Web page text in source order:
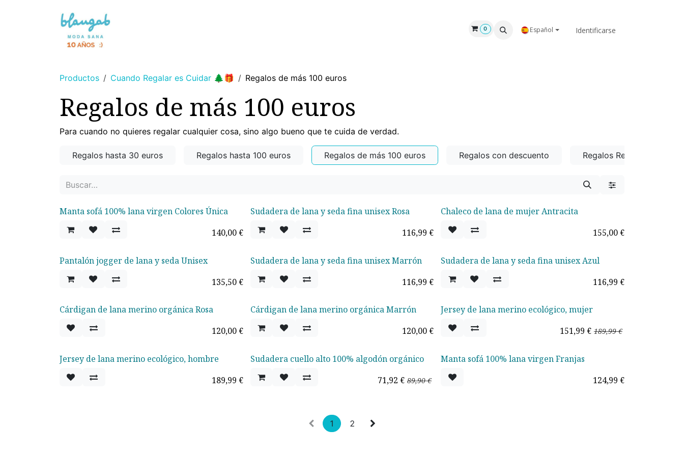
NOSOTROS
0 Español Identificarse
Productos Cuando Regalar es Cuidar 🌲🎁 Regalos de más 100 euros
Regalos de más 100 euros
Para cuando no quieres regalar cualquier cosa, sino algo bueno que te cuida de verdad.
Regalos hasta 30 euros Regalos hasta 100 euros Regalos de más 100 euros Regalos con descuento Regalos Rey
Manta sofá 100% lana virgen Colores Única
140,00€
Sudadera de lana y seda fina unisex Rosa
116,99 €
Chaleco de lana de mujer Antracita
155,00€
Pantalón jogger de lana y seda Unisex
135,50€
Sudadera de lana y seda fina unisex Marrón
116,99 €
Sudadera de lana y seda fina unisex Azul
116,99 €
Cárdigan de lana merino orgánica Rosa
120,00€
Cárdigan de lana merino orgánica Marrón
120,00 € Oferta - 20%
Jersey de lana merino ecológico, mujer
151,99 € 189,99€
Jersey de lana merino ecológico, hombre
189,99 € Oferta - 20%
Sudadera cuello alto 100% algodón orgánico
71,92 € 89,90€ Agotado
Manta sofá 100% lana virgen Franjas
124,99 €
1 2